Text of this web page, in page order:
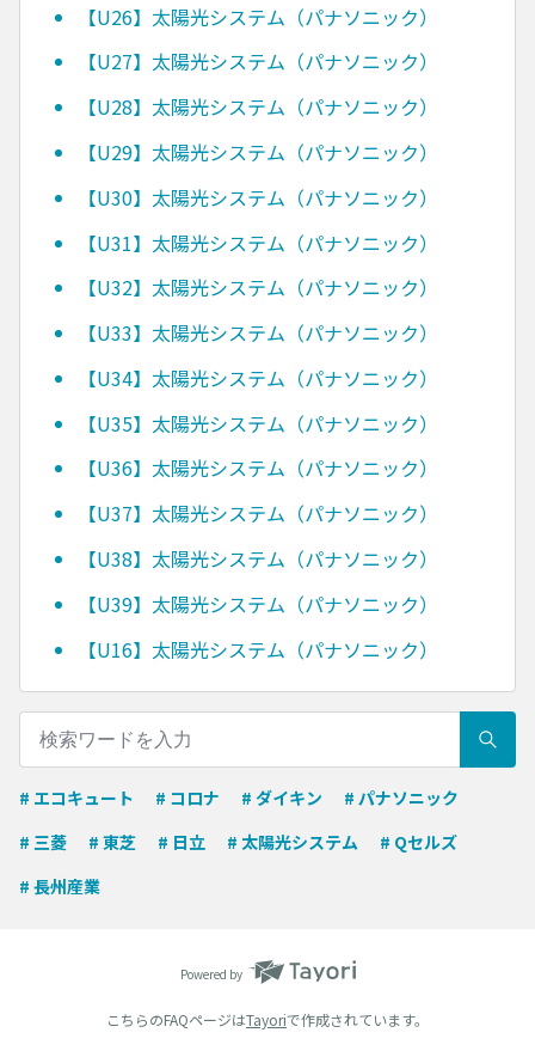
【U26】太陽光システム（パナソニック）
【U27】太陽光システム（パナソニック）
【U28】太陽光システム（パナソニック）
【U29】太陽光システム（パナソニック）
【U30】太陽光システム（パナソニック）
【U31】太陽光システム（パナソニック）
【U32】太陽光システム（パナソニック）
【U33】太陽光システム（パナソニック）
【U34】太陽光システム（パナソニック）
【U35】太陽光システム（パナソニック）
【U36】太陽光システム（パナソニック）
【U37】太陽光システム（パナソニック）
【U38】太陽光システム（パナソニック）
【U39】太陽光システム（パナソニック）
【U16】太陽光システム（パナソニック）
# エコキュート # コロナ # ダイキン
# パナソニック
# 三菱
# 東芝 # 日立 # 太陽光システム
# Qセルズ
# 長州産業
Powered by
こちらのFAQページはTayoriで作成されています。